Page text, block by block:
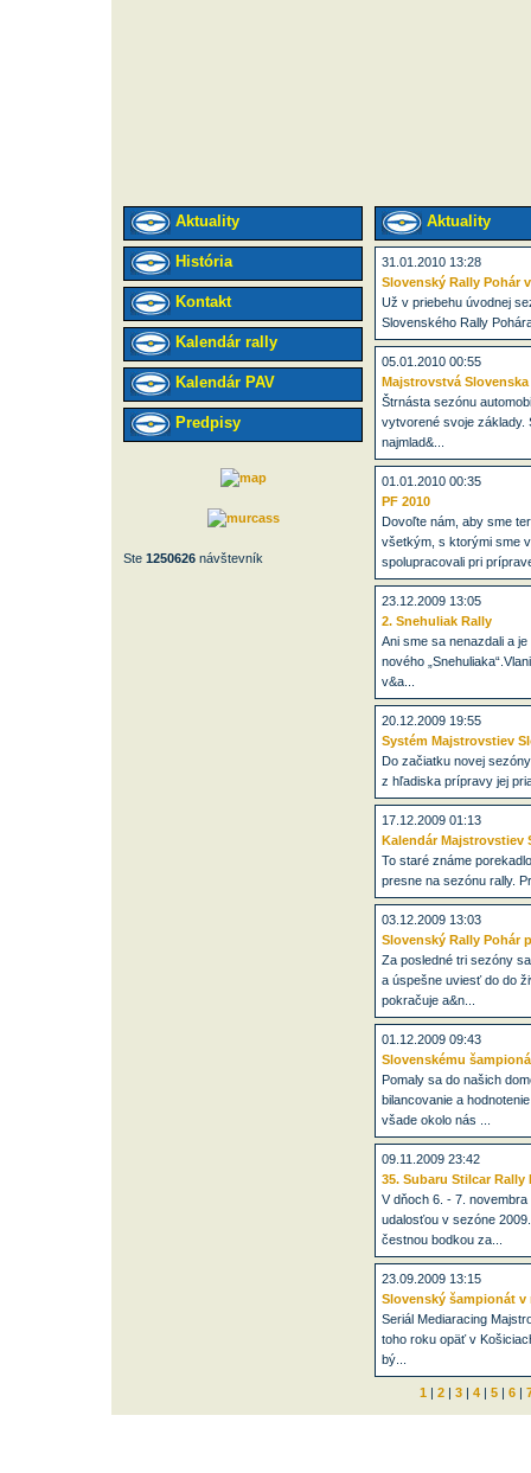
Aktuality
História
Kontakt
Kalendár rally
Kalendár PAV
Predpisy
Ste 1250626 návštevník
Aktuality
31.01.2010 13:28
Slovenský Rally Pohár
Už v priebehu úvodnej
Slovenského Rally
05.01.2010 00:55
Majstrovstvá
Štrnásta sezónu
vytvorené svoje základy.
najmlad&...
01.01.2010 00:35
PF 2010
Dovoľte nám, aby sme
všetkým, s ktorými sme
spolupracovali pri
23.12.2009 13:05
2. Snehuliak Rally
Ani sme sa nenazdali a
nového
v&a...
20.12.2009 19:55
Systém Majstrovstiev
Do začiatku novej
z hľadiska prípravy jej
17.12.2009 01:13
Kalendár Majstrovstiev
To staré známe
presne na sezónu rally.
03.12.2009 13:03
Slovenský Rally Pohár
Za posledné tri sezóny
a úspešne uviesť do do
pokračuje a&n...
01.12.2009 09:43
Slovenskému
Pomaly sa do našich
bilancovanie a
všade okolo nás ...
09.11.2009 23:42
35. Subaru Stilcar
V dňoch 6. - 7.
udalosťou v sezóne
čestnou bodkou za...
23.09.2009 13:15
Slovenský šampionát
Seriál Mediaracing
toho roku opäť v
bý...
1 | 2 | 3 | 4 | 5 | 6 |